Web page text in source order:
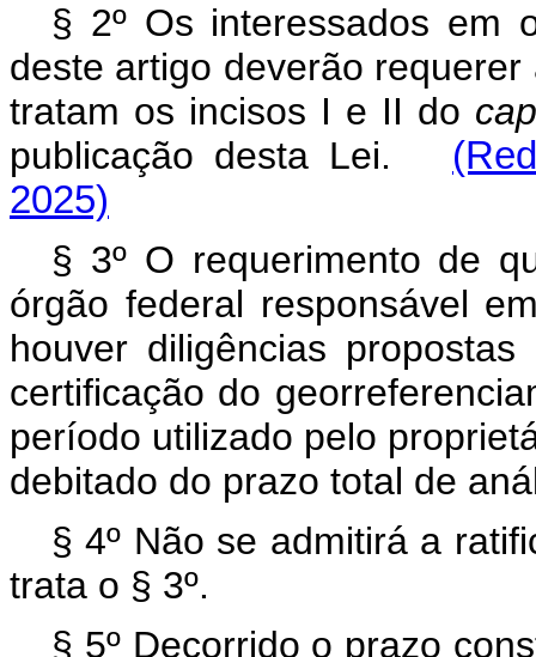
§ 2º Os interessados em
deste artigo deverão
tratam os incisos I e II do
publicação desta Lei.
2025)
§ 3º O requerimento de
órgão federal responsável
houver diligências
certificação do
período utilizado pelo
debitado do prazo total de
§ 4º Não se admitirá a
trata o § 3º.
§ 5º Decorrido o prazo